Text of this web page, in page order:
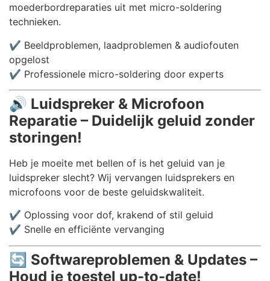
moederbordreparaties uit met micro-soldering
technieken.
✔️ Beeldproblemen, laadproblemen & audiofouten
opgelost
✔️ Professionele micro-soldering door experts
🔊 Luidspreker & Microfoon
Reparatie – Duidelijk geluid zonder
storingen!
Heb je moeite met bellen of is het geluid van je
luidspreker slecht? Wij vervangen luidsprekers en
microfoons voor de beste geluidskwaliteit.
✔️ Oplossing voor dof, krakend of stil geluid
✔️ Snelle en efficiënte vervanging
🔄 Softwareproblemen & Updates –
Houd je toestel up-to-date!